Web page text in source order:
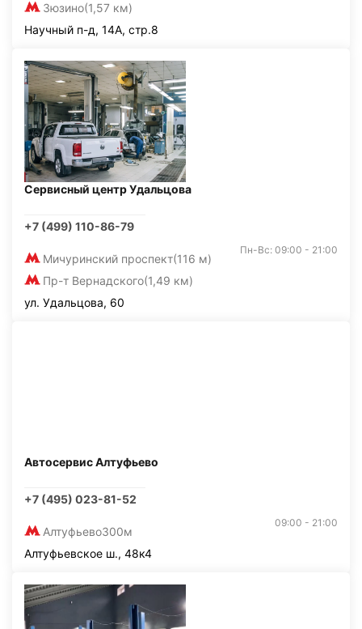
Зюзино(1,57 км)
Научный п-д, 14А, стр.8
Сервисный центр Удальцова
+7 (499) 110-86-79
Мичуринский проспект(116 м)
Пр-т Вернадского(1,49 км)
Пн-Вс: 09:00 - 21:00
ул. Удальцова, 60
Автосервис Алтуфьево
+7 (495) 023-81-52
Алтуфьево300м
09:00 - 21:00
Алтуфьевское ш., 48к4